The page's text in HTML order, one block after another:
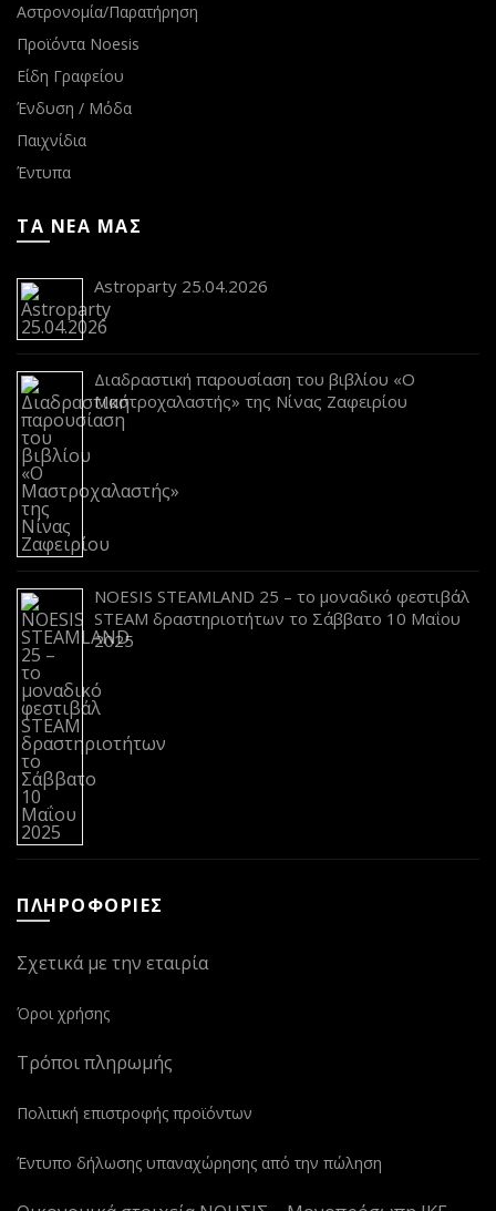
Αστρονομία/Παρατήρηση
Προϊόντα Noesis
Είδη Γραφείου
Ένδυση / Μόδα
Παιχνίδια
Έντυπα
ΤΑ ΝΕΑ ΜΑΣ
Astroparty 25.04.2026
Διαδραστική παρουσίαση του βιβλίου «Ο
Μαστροχαλαστής» της Νίνας Ζαφειρίου
NOESIS STEAMLAND 25 – το μοναδικό φεστιβάλ
STEAM δραστηριοτήτων το Σάββατο 10 Μαΐου
2025
ΠΛΗΡΟΦΟΡΙΕΣ
Σχετικά με την εταιρία
Όροι χρήσης
Τρόποι πληρωμής
Πολιτική επιστροφής προϊόντων
Έντυπο δήλωσης υπαναχώρησης από την πώληση